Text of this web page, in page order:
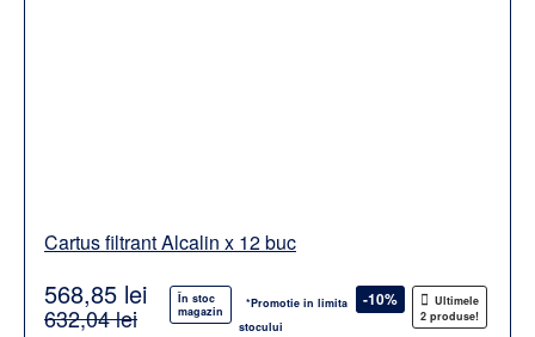
Cartus filtrant Alcalin x 12 buc
Ultimele
2 produse!
În stoc
magazin
*Promotie in limita
stocului
-10%
568,85 lei
632,04 lei